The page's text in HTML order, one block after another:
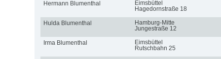
Hermann Blumenthal
Eimsbüttel
Hagedornstraße 18
Hulda Blumenthal
Hamburg-Mitte
Jungestraße 12
Irma Blumenthal
Eimsbüttel
Rutschbahn 25